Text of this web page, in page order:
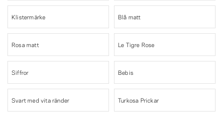
Klistermärke Blå matt
Rosa matt Le Tigre Rose
Siffror Bebis
Svart med vita ränder Turkosa Prickar